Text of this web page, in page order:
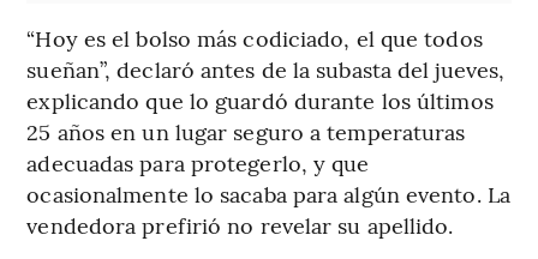
“Hoy es el bolso más codiciado, el que todos
sueñan”, declaró antes de la subasta del jueves,
explicando que lo guardó durante los últimos
25 años en un lugar seguro a temperaturas
adecuadas para protegerlo, y que
ocasionalmente lo sacaba para algún evento. La
vendedora prefirió no revelar su apellido.